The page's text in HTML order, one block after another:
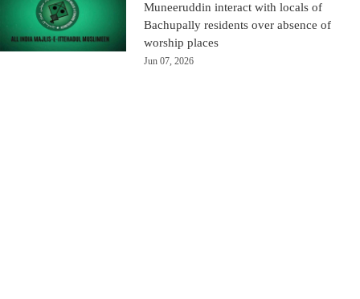
Muneeruddin interact with locals of
Bachupally residents over absence of
worship places
Jun 07, 2026